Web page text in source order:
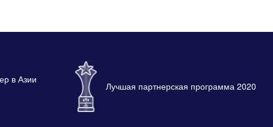
в Азии
Лучшая партнерская программа 2020